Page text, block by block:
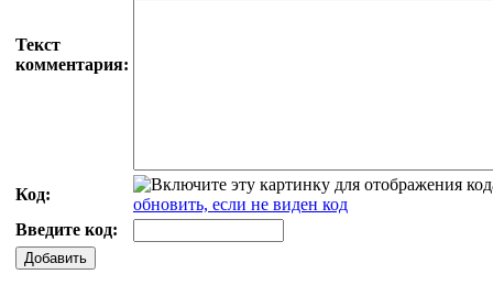
Текст
комментария:
Код:
обновить, если не виден код
Введите код:
Добавить